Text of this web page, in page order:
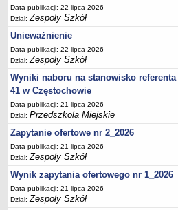
OCHRONA DANYCH OSOBOWYCH
Data publikacji: 22 lipca 2026
Dział:Zespoły Szkół
Unieważnienie
Data publikacji: 22 lipca 2026
Dział:Zespoły Szkół
Wyniki naboru na stanowisko
41 w Częstochowie
Data publikacji: 21 lipca 2026
Dział:Przedszkola Miejskie
Zapytanie ofertowe nr 2_2026
Data publikacji: 21 lipca 2026
Dział:Zespoły Szkół
Wynik zapytania ofertowego nr 1_2026
Data publikacji: 21 lipca 2026
Dział:Zespoły Szkół